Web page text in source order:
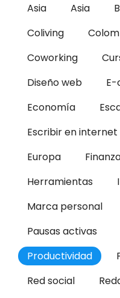
Asia
Asia
Coliving
Coworking
Diseño web
Economía
Escribir en internet
Europa
Herramientas
Marca personal
Pausas activas
Productividad
Red social